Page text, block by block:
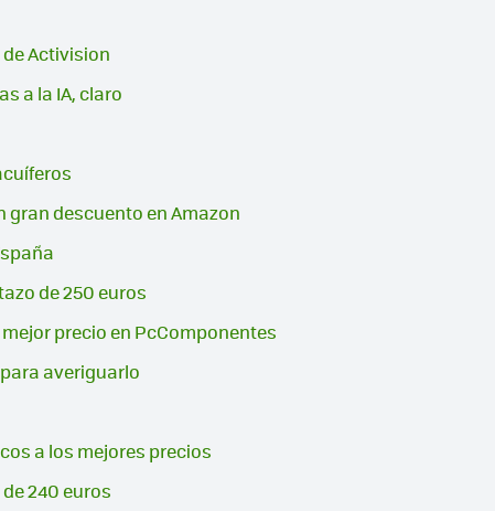
Activision
a la IA, claro
gran descuento en Amazon
de 250 euros
precio en PcComponentes
averiguarlo
a los mejores precios
240 euros